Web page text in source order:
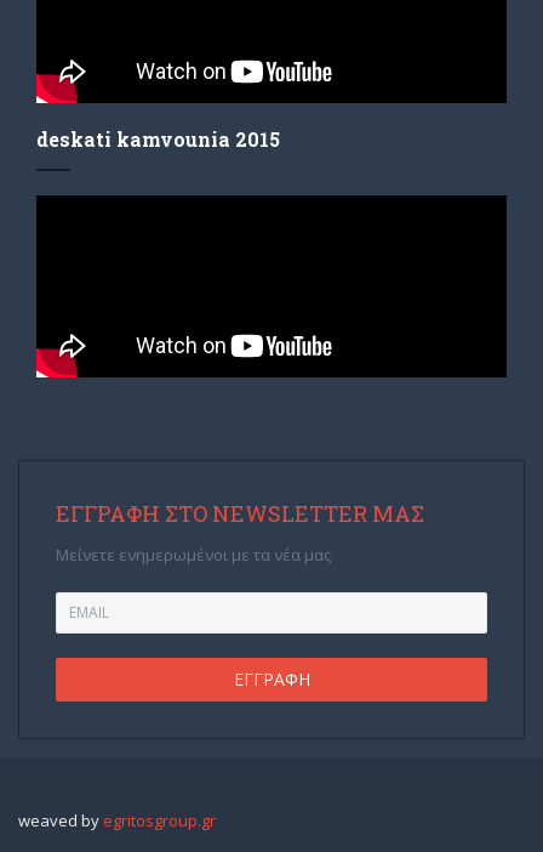
deskati kamvounia 2015
ΕΓΓΡΑΦΉ ΣΤΟ NEWSLETTER ΜΑΣ
Μείνετε ενημερωμένοι με τα νέα μας
weaved by egritosgroup.gr